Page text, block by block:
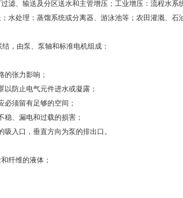
滤、输送及分区送水和主管增压；工业增压：流程水
水处理：蒸馏系统或分离器、游泳池等；农田灌溉、石
，由泵、泵轴和标准电机组成：
的张力影响；
防止电气元件进水或凝露；
必须留有足够的空间；
、漏电和过载的损害；
入口，垂直方向为泵的排出口。
纤维的液体；